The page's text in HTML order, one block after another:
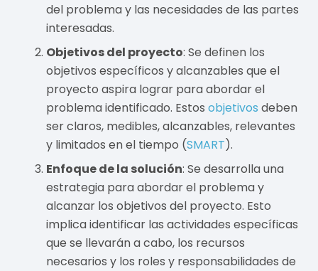
del problema y las necesidades de las partes
interesadas.
Objetivos del proyecto: Se definen los
objetivos específicos y alcanzables que el
proyecto aspira lograr para abordar el
problema identificado. Estos objetivos deben
ser claros, medibles, alcanzables, relevantes
y limitados en el tiempo (SMART).
Enfoque de la solución: Se desarrolla una
estrategia para abordar el problema y
alcanzar los objetivos del proyecto. Esto
implica identificar las actividades específicas
que se llevarán a cabo, los recursos
necesarios y los roles y responsabilidades de